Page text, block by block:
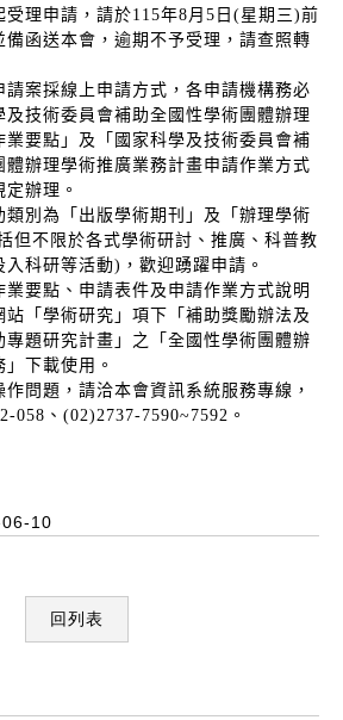
受理申請，請於115年8月5日(星期三)前
備函送本會，逾期不予受理，請查照轉
請案採線上申請方式，各申請機構務必
及技術委員會補助全國性學術團體辦理
業要點」及「國家科學及技術委員會補
體辦理學術推廣業務計畫申請作業方式
辦理。
類別為「出版學術期刊」及「辦理學術
但不限於各式學術研討、推廣、科普教
科研等活動)，歡迎踴躍申請。
業要點、申請表件及申請作業方式說明
站「學術研究」項下「補助獎勵辦法及
專題研究計畫」之「全國性學術團體辦
下載使用。
作問題，請洽本會資訊系統服務專線，
058、(02)2737-7590~7592。
10
回列表